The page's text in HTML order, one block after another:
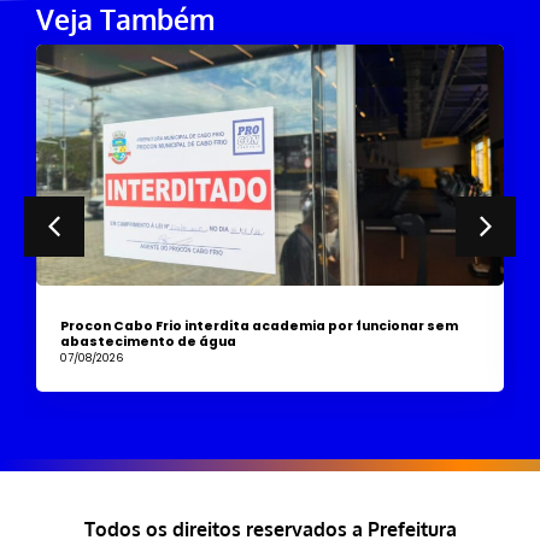
Veja Também
Procon Cabo Frio interdita academia por funcionar sem
abastecimento de água
07/08/2026
Todos os direitos reservados a Prefeitura